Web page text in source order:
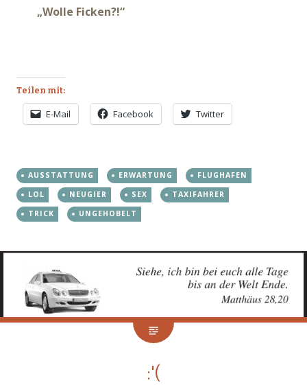
„Wolle Ficken?!“
Teilen mit:
E-Mail Facebook Twitter
AUSSTATTUNG ERWARTUNG
FLUGHAFEN
LOL
NEUGIER SEX
TAXIFAHRER
TRICK
UNGEHOBELT
:'(